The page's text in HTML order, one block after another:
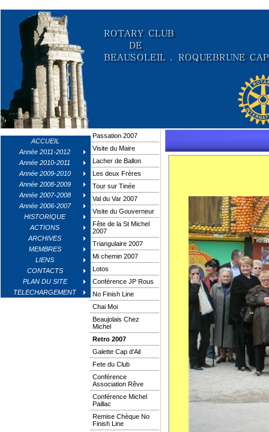
ACCUEIL
Année 2011-2012
Année 2010-2011
Année 2009-2010
Année 2008-2009
Année 2007-2008
Année 2006-2007
HISTORIQUE
ACTIONS
ARCHIVES
MEMBRES
LIENS
CONTACTS
PLAN DU SITE
TELECHARGEMENT
Passation 2007
Visite du Maire
Lacher de Ballon
Les deux Frères
Tour sur Tinée
Val du Var 2007
Visite du Gouverneur
Fête de la St Michel
2007
Triangulaire 2007
Mi chemin 2007
Lotos
Conférence JP Rous
No Finish Line
Chai Moi
Beaujolais Chez
Michel
Retro 2007
Galette Cap d'Ail
Fete du Club
Conférence
Association Rêve
Conférence Michel
Paillac
Remise Chèque No
Finish Line